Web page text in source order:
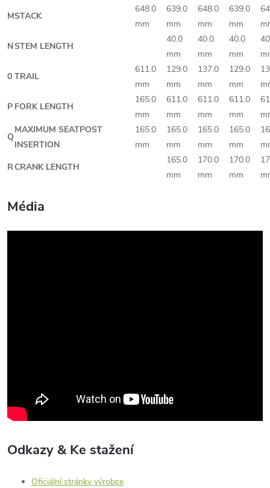
MSTACK
648.0
mm
639.0
mm
648.0
mm
639.0
mm
NSTEM LENGTH
40.0
mm
40.0
mm
40.0
mm
0 TRAIL
611.0
mm
129.0
mm
137.0
mm
129.0
mm
P FORK LENGTH
165.0
mm
611.0
mm
611.0
mm
611.0
mm
Q
MAXIMUM SEATPOST
INSERTION
165.0
mm
165.0
mm
165.0
mm
165.0
mm
RCRANK LENGTH
165.0
mm
170.0
mm
170.0
mm
Média
Odkazy & Ke stažení
Oficiální stránky výrobce